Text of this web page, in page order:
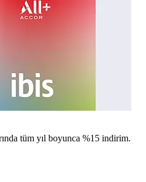
tüm yıl boyunca %15 indirim.